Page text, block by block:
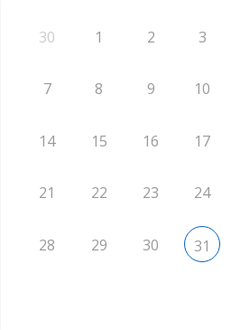
30 1 2 3
7 8 9 10
14 15 16 17
21 22 23 24
28 29 30 31